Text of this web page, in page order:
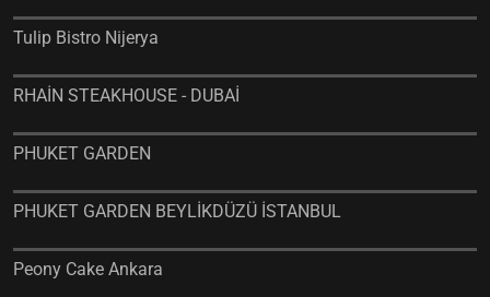
Tulip Bistro Nijerya
RHAİN STEAKHOUSE - DUBAİ
PHUKET GARDEN
PHUKET GARDEN BEYLİKDÜZÜ İSTANBUL
Peony Cake Ankara